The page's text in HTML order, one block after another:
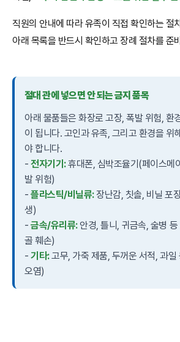
직원의 안내에 따라 유족이 직접 확인하는 절
아래 목록을 반드시 확인하고 장례 절차를 준
절대 관에 넣으면 안 되는 금지 품목
아래 물품들은 화장로 고장, 폭발 위험, 환
이 됩니다. 고인과 유족, 그리고 환경을 위
야 합니다.
-전자기기:휴대폰, 심박조율기(페이스메
발 위험)
-플라스틱/비닐류:장난감, 칫솔, 비닐 포
생)
-금속/유리류:안경, 틀니, 귀금속, 술병
골 훼손)
-기타:고무, 가죽 제품, 두꺼운 서적, 과일
오염)